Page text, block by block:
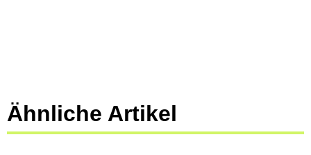
Ähnliche Artikel